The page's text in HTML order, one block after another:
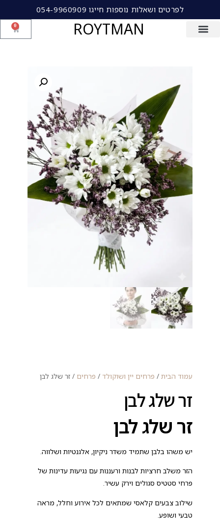
לפרטים ושאלות נוספות חייגו 054-9960909
ROYTMAN
0
עמוד הבית / פרחים יין ושוקולד / פרחים / זר שלג לבן
זר שלג לבן
זר שלג לבן
יש משהו בלבן שתמיד משדר ניקיון, אלגנטיות ושלווה.
הזר משלב חרציות לבנות ורעננות עם נגיעות עדינות של
פרחי סטטיס סגולים וירק עשיר.
שילוב צבעים קלאסי שמתאים לכל אירוע וחלל, מראה
טבעי ושופע.